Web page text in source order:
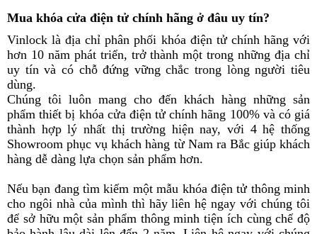
Mua khóa cửa điện tử chính hãng ở đâu uy tín?
Vinlock là địa chỉ phân phối khóa điện tử chính hãng với
hơn 10 năm phát triển, trở thành một trong những địa chỉ
uy tín và có chỗ đứng vững chắc trong lòng người tiêu
dùng.
Chúng tôi luôn mang cho đến khách hàng những sản
phẩm thiết bị khóa cửa điện tử chính hãng 100% và có giá
thành hợp lý nhất thị trường hiện nay, với 4 hệ thống
Showroom phục vụ khách hàng từ Nam ra Bắc giúp khách
hàng dễ dàng lựa chọn sản phẩm hơn.
Nếu bạn đang tìm kiếm một mẫu khóa điện tử thông minh
cho ngôi nhà của mình thì hãy liên hệ ngay với chúng tôi
để sở hữu một sản phẩm thông minh tiện ích cùng chế độ